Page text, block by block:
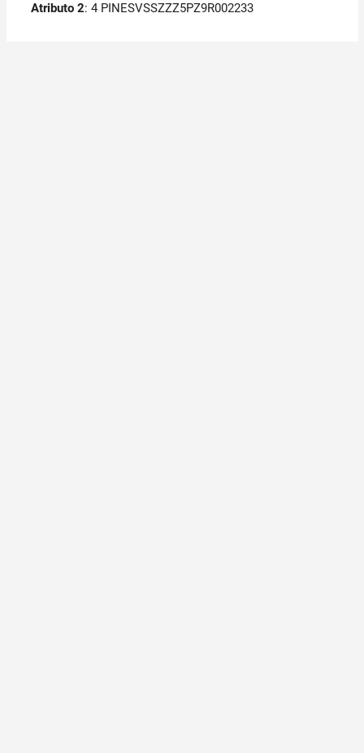
Atributo 2: 4 PINESVSSZZZ5PZ9R002233